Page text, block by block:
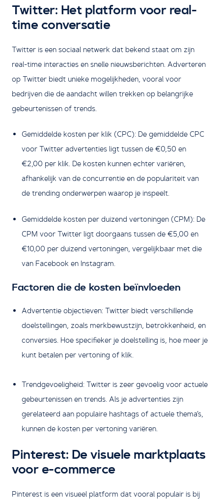
Twitter: Het platform voor real-
time conversatie
Twitter is een sociaal netwerk dat bekend staat om zijn
real-time interacties en snelle nieuwsberichten. Adverteren
op Twitter biedt unieke mogelijkheden, vooral voor
bedrijven die de aandacht willen trekken op belangrijke
gebeurtenissen of trends.
Gemiddelde kosten per klik (CPC): De gemiddelde CPC
voor Twitter advertenties ligt tussen de €0,50 en
€2,00 per klik. De kosten kunnen echter variëren,
afhankelijk van de concurrentie en de populariteit van
de trending onderwerpen waarop je inspeelt.
Gemiddelde kosten per duizend vertoningen (CPM): De
CPM voor Twitter ligt doorgaans tussen de €5,00 en
€10,00 per duizend vertoningen, vergelijkbaar met die
van Facebook en Instagram.
Factoren die de kosten beïnvloeden
Advertentie objectieven: Twitter biedt verschillende
doelstellingen, zoals merkbewustzijn, betrokkenheid, en
conversies. Hoe specifieker je doelstelling is, hoe meer je
kunt betalen per vertoning of klik.
Trendgevoeligheid: Twitter is zeer gevoelig voor actuele
gebeurtenissen en trends. Als je advertenties zijn
gerelateerd aan populaire hashtags of actuele thema’s,
kunnen de kosten per vertoning variëren.
Pinterest: De visuele marktplaats
voor e-commerce
Pinterest is een visueel platform dat vooral populair is bij